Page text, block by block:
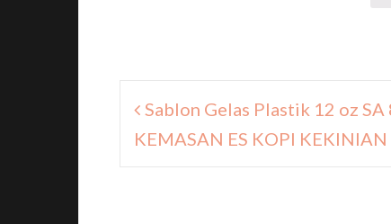
Navigasi
pos
Sablon Gelas Plastik 12 oz
KEMASAN ES KOPI KEKINIAN